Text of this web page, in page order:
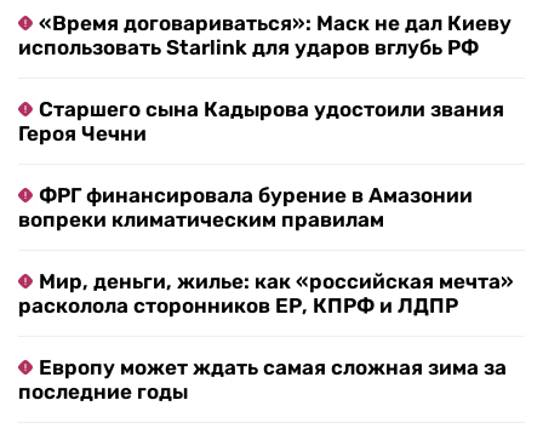
«Время договариваться»: Маск не дал Киеву
использовать Starlink для ударов вглубь РФ
Старшего сына Кадырова удостоили звания
Героя Чечни
ФРГ финансировала бурение в Амазонии
вопреки климатическим правилам
Мир, деньги, жилье: как «российская мечта»
расколола сторонников ЕР, КПРФ и ЛДПР
Европу может ждать самая сложная зима за
последние годы